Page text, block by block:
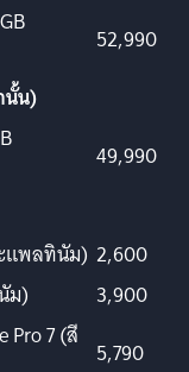
52,990
นั้น)
49,990
แพลทินัม) 2,600
ม)
3,900
Pro 7 (สี
5,790